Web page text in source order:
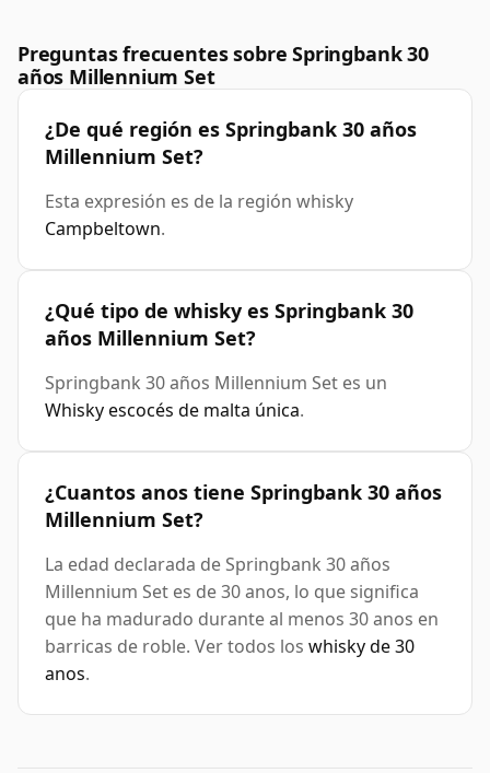
Preguntas frecuentes sobre Springbank 30
años Millennium Set
¿De qué región es Springbank 30 años
Millennium Set?
Esta expresión es de la región whisky
Campbeltown.
¿Qué tipo de whisky es Springbank 30
años Millennium Set?
Springbank 30 años Millennium Set es un
Whisky escocés de malta única.
¿Cuantos anos tiene Springbank 30 años
Millennium Set?
La edad declarada de Springbank 30 años
Millennium Set es de 30 anos, lo que significa
que ha madurado durante al menos 30 anos en
barricas de roble. Ver todos los whisky de 30
anos.